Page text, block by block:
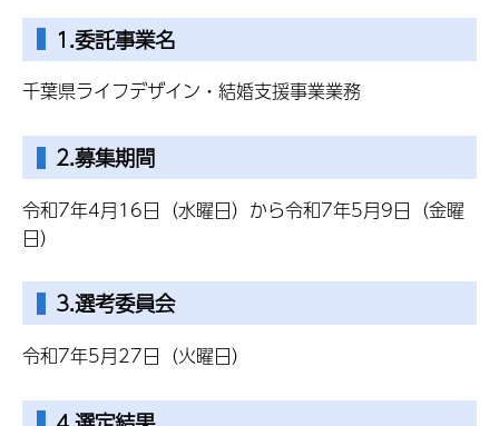
1.委託事業名
千葉県ライフデザイン・結婚支援事業業務
2.募集期間
令和7年4月16日（水曜日）から令和7年5月9日（金曜
日）
3.選考委員会
令和7年5月27日（火曜日）